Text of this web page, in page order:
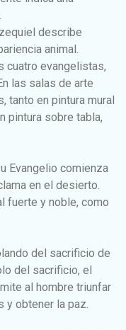
describe
animal.
cuatro evangelistas,
las salas de arte
tanto en pintura mural
pintura sobre tabla,
Evangelio comienza
en el desierto.
fuerte y noble, como
del sacrificio de
del sacrificio, el
al hombre triunfar
y obtener la paz.